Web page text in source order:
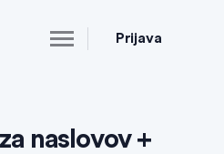
Prijava
naslovov +